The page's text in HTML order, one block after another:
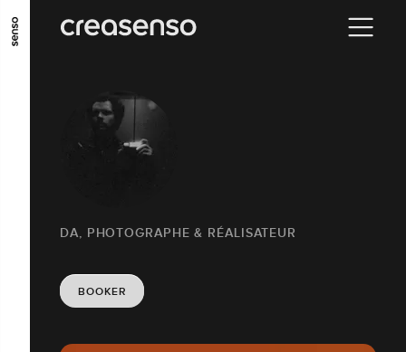
ALLER AU CONTENU PRINCIPAL
ALLER EN BAS DE PAGE
DA, PHOTOGRAPHE & RÉALISATEUR
BOOKER